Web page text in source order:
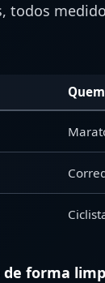
todos
de forma